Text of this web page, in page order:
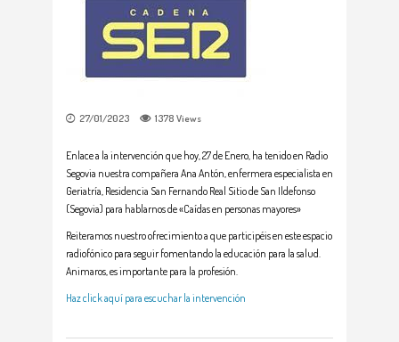
27/01/2023 1378 Views
Enlace a la intervención que hoy, 27 de Enero, ha tenido en Radio
Segovia nuestra compañera Ana Antón, enfermera especialista en
Geriatría, Residencia San Fernando Real Sitio de San Ildefonso
(Segovia) para hablarnos de «Caídas en personas mayores»
Reiteramos nuestro ofrecimiento a que participéis en este espacio
radiofónico para seguir fomentando la educación para la salud.
Animaros, es importante para la profesión.
Haz click aquí para escuchar la intervención